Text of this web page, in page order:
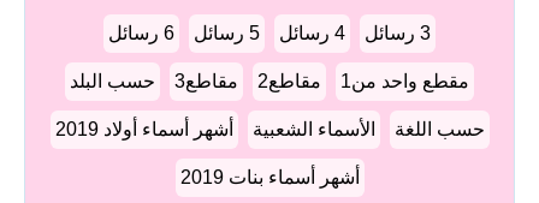
3 رسائل 4 رسائل 5 رسائل 6 رسائل
مقطع واحد من1 مقاطع2 مقاطع3 حسب البلد
حسب اللغة الأسماء الشعبية أشهر أسماء أولاد 2019
أشهر أسماء بنات 2019